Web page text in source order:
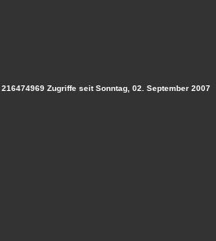
216474969 Zugriffe seit Sonntag, 02. September 2007